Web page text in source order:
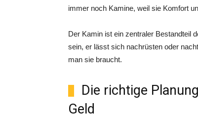
immer noch Kamine, weil sie Komfort
Der Kamin ist ein zentraler Bestandteil
sein, er lässt sich nachrüsten oder
man sie braucht.
Die richtige
Geld